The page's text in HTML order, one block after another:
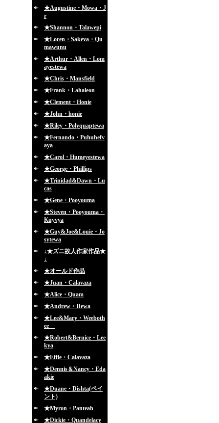
★Augustine・Mowa・J
r
★Shannon・Talawepi
★Loren・Sakeva・Qu
mawunu
★Arthur・Allen・Lom
ayestewa
★Chris・Mansfield
★Frank・Lahaleon
★Clement・Honie
★John・honie
★Riley・Polyquaptewa
★Fernando・Puhuhefv
aya
★Carol・Humeyestewa
★George・Phillips
★Trinidad&Dawn・Lu
cas
★Gene・Pooyouma
★Steven・Pooyouma・
Kuyvya
★Guy&Joe&Louie・Jo
sytewa
↓★ズニ故人作家作品★
↓
★オールド作品
★Juan・Calavaza
★Alice・Quam
★Andrew・Dewa
★Lee&Mary・Weeboth
ee
★Robert&Bernice・Lee
kya
★Effie・Calavaza
★Dennis＆Nancy・Eda
akie
★Duane・Dishta(ペイ
ント)
★Myron・Panteah
★Dickie・Quandelacy